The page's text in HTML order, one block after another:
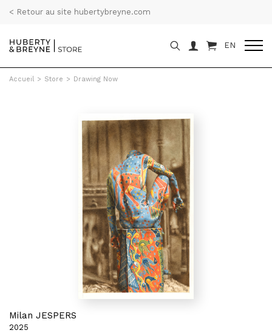
< Retour au site hubertybreyne.com
EN
Accueil > Store > Drawing Now
Milan JESPERS
2025